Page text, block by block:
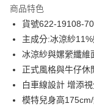
合作金庫商業銀行
華南商業銀行
上海商業儲蓄銀行
國泰世華商業銀行
臺灣中小企業銀行
匯豐（台灣）商業銀
聯邦商業銀行
元大商業銀行
超商取貨付款
LINE Pay
Apple Pay
街口支付
商品特色
貨號622-19108-70
主成分:冰涼紗
冰涼紗與嫘縈纖維
正式風格與牛仔休
白車線設計 增添
模特兒身高